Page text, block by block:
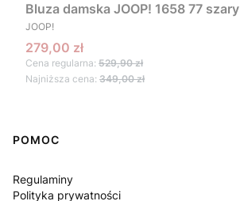
Bluza damska JOOP! 1658 77 szary
PRODUCENT
JOOP!
Cena promocyjna
279,00 zł
Cena regularna: 529,90 zł
Najniższa cena: 349,00 zł
Linki w stopce
POMOC
Regulaminy
Polityka prywatności